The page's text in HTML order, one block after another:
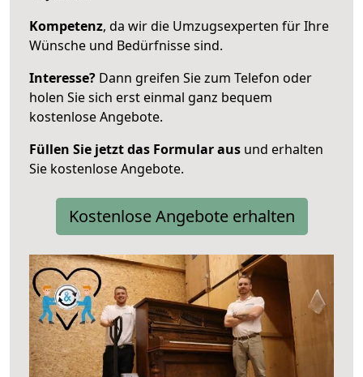
Kompetenz, da wir die Umzugsexperten für Ihre
Wünsche und Bedürfnisse sind.
Interesse? Dann greifen Sie zum Telefon oder
holen Sie sich erst einmal ganz bequem
kostenlose Angebote.
Füllen Sie jetzt das Formular aus und erhalten
Sie kostenlose Angebote.
Kostenlose Angebote erhalten